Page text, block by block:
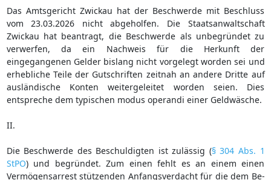
Das Amtsgericht Zwickau hat der Beschwerde mit Beschluss
vom 23.03.2026 nicht abgeholfen. Die Staatsanwaltschaft
Zwickau hat beantragt, die Beschwerde als unbegründet zu
verwerfen, da ein Nachweis für die Herkunft der
eingegangenen Gelder bislang nicht vorgelegt worden sei und
erhebliche Teile der Gutschriften zeitnah an andere Dritte auf
ausländische Konten weitergeleitet worden seien. Dies
entspreche dem typischen modus operandi einer Geldwäsche.
II.
Die Beschwerde des Beschuldigten ist zulässig (§ 304 Abs. 1
StPO) und begründet. Zum einen fehlt es an einem einen
Vermögensarrest stützenden Anfangsverdacht für die dem Be-